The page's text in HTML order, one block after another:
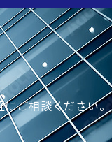
にご相談ください。